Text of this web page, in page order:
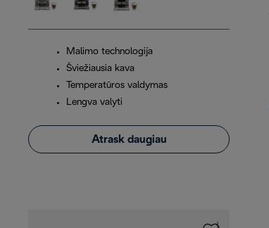
Malimo technologija
Šviežiausia kava
Temperatūros valdymas
Lengva valyti
Atrask daugiau